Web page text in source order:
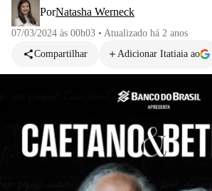
PorNatasha Werneck
07/03/2024 às 00h03 • Atualizado há 2 anos
Compartilhar
Adicionar Itatiaia ao